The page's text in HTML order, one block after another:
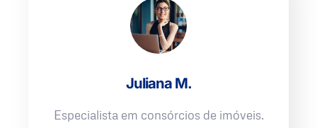
Juliana M.
Especialista em consórcios de imóveis.